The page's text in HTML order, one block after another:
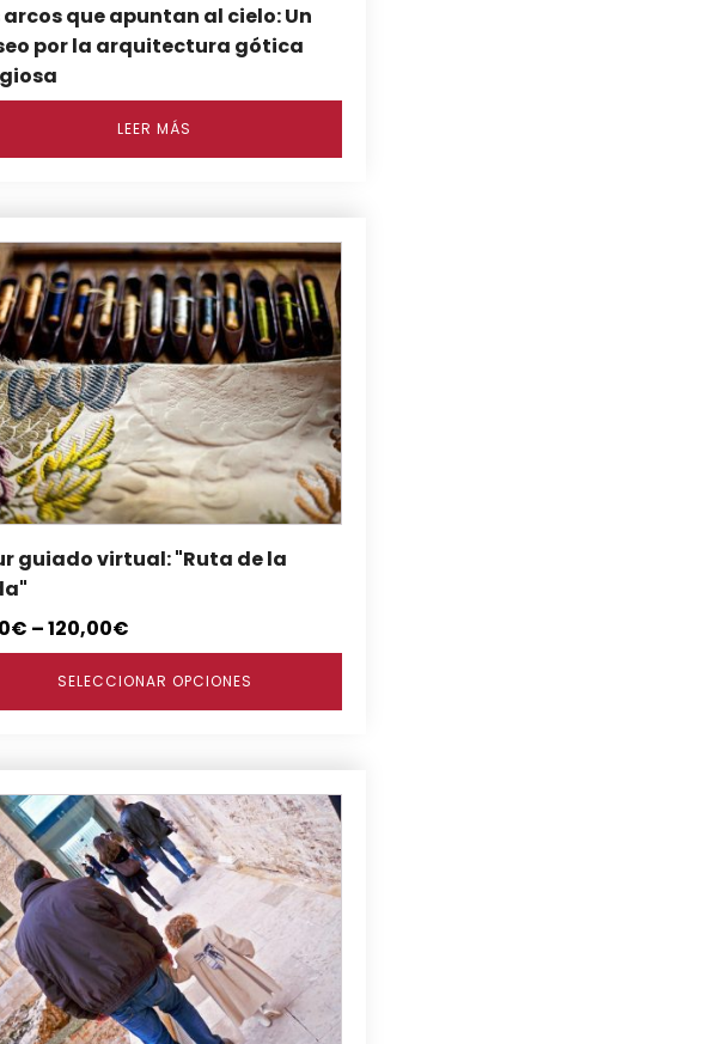
arcos que apuntan al cielo: Un
por la arquitectura gótica
LEER MÁS
guiado virtual: "Ruta de la
€ –120,00€
SELECCIONAR OPCIONES